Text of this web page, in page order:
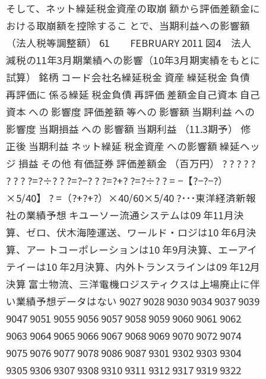
そして、ネット繰延税金資産の取崩 額から評価差額金に
おける取崩額を控除するこ とで、当期利益への影響額
（法人税等調整額） 61 FEBRUARY 2011 図4 法人
減税の11年3月期業績への影響（10年3月期実績をもとに
試算） 銘柄 コード会社名繰延税金 資産 繰延税金 負債
再評価に 係る繰延 税金負債 再評価 差額金自己資本 自己
資本 への 影響度 評価差額 等への 影響額 当期利益 への
影響度 当期損益 への 影響額 当期利益 （11.3期予） 修
正後 当期利益 ネット繰延 税金資産 への影響額 繰延ヘッ
ジ 損益 その他 有価証券 評価差額金 （百万円） ? ? ? ? ?
? ? ? ?=?÷? ? ?=?−? ? ?=?+? ?=?÷? ? = −【?−?−?）
×5/40】 ? =（?+?+?）×40/60×5/40 ?･･･東洋経済新報
社の業績予想 キユーソー流通システムは09 年11月決
算、ゼロ、伏木海陸運送、ワールド・ロジは10 年6月決
算、アー トコーポレーションは10 年9月決算、エーアイ
テイーは10 年2月決算、内外トランスラインは09 年12月
決算 富士物流、三洋電機ロジスティクスは上場廃止に伴
い業績予想データはない 9027 9028 9030 9034 9037 9039
9047 9051 9055 9056 9057 9058 9059 9060 9061 9062
9063 9064 9065 9066 9067 9068 9069 9070 9072 9074
9075 9076 9077 9078 9086 9087 9301 9302 9303 9304
9305 9306 9307 9308 9310 9311 9312 9317 9319 9322